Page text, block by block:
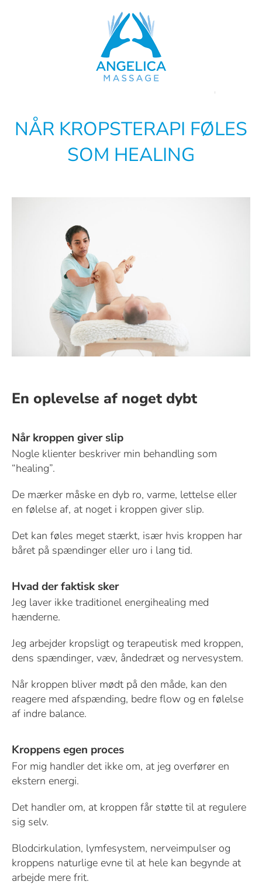
NÅR KROPSTERAPI FØLES
SOM HEALING
En oplevelse af noget dybt
Når kroppen giver slip
Nogle klienter beskriver min behandling som
“healing”.
De mærker måske en dyb ro, varme, lettelse eller
en følelse af, at noget i kroppen giver slip.
Det kan føles meget stærkt, især hvis kroppen har
båret på spændinger eller uro i lang tid.
Hvad der faktisk sker
Jeg laver ikke traditionel energihealing med
hænderne.
Jeg arbejder kropsligt og terapeutisk med kroppen,
dens spændinger, væv, åndedræt og nervesystem.
Når kroppen bliver mødt på den måde, kan den
reagere med afspænding, bedre flow og en følelse
af indre balance.
Kroppens egen proces
For mig handler det ikke om, at jeg overfører en
ekstern energi.
Det handler om, at kroppen får støtte til at regulere
sig selv.
Blodcirkulation, lymfesystem, nerveimpulser og
kroppens naturlige evne til at hele kan begynde at
arbejde mere frit.